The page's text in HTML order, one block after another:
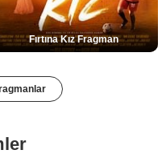
Fırtına Kız Fragman